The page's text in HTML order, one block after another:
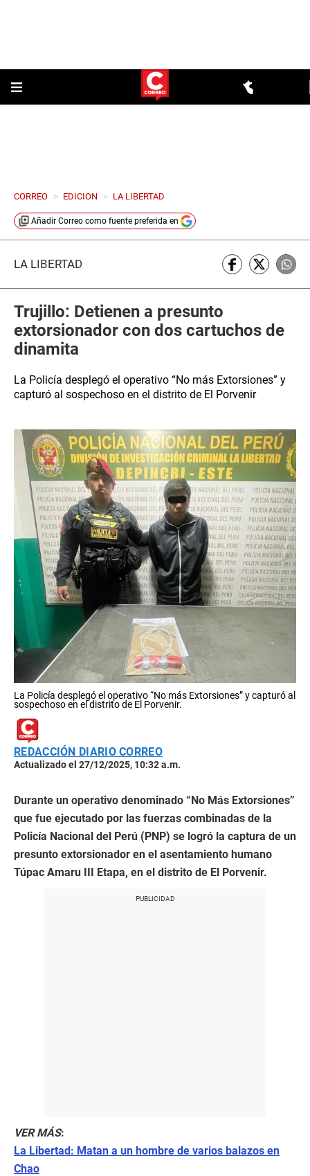
CORREO > EDICION > LA LIBERTAD
Añadir Correo como fuente preferida en
LA LIBERTAD
Trujillo: Detienen a presunto
extorsionador con dos cartuchos de
dinamita
La Policía desplegó el operativo “No más Extorsiones” y
capturó al sospechoso en el distrito de El Porvenir
La Policía desplegó el operativo “No más Extorsiones” y capturó al
sospechoso en el distrito de El Porvenir.
REDACCIÓN DIARIO CORREO
Actualizado el 27/12/2025, 10:32 a.m.
Durante un operativo denominado “No Más Extorsiones”
que fue ejecutado por las fuerzas combinadas de la
Policía Nacional del Perú (PNP) se logró la captura de un
presunto extorsionador en el asentamiento humano
Túpac Amaru III Etapa, en el distrito de El Porvenir.
VER MÁS:
La Libertad: Matan a un hombre de varios balazos en
Chao